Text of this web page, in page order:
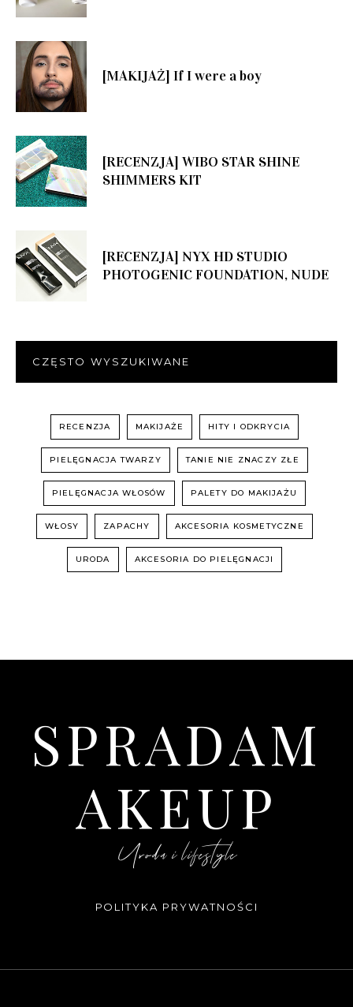
[MAKIJAŻ] If I were a boy
[RECENZJA] WIBO STAR SHINE
SHIMMERS KIT
[RECENZJA] NYX HD STUDIO
PHOTOGENIC FOUNDATION, NUDE
CZĘSTO WYSZUKIWANE
RECENZJA MAKIJAŻE HITY I ODKRYCIA
PIELĘGNACJA TWARZY TANIE NIE ZNACZY ZŁE
PIELĘGNACJA WŁOSÓW PALETY DO MAKIJAŻU
WŁOSY ZAPACHY AKCESORIA KOSMETYCZNE
URODA AKCESORIA DO PIELĘGNACJI
SPRADAM
AKEUP
Uroda i lifestyle
POLITYKA PRYWATNOŚCI